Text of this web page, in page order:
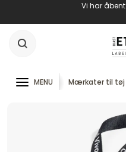
Vi har
MENU Mærkater til tøj